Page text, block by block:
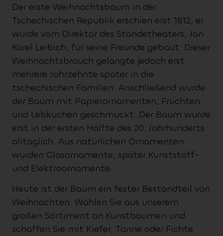
Der erste Weihnachtsbaum in der
Tschechischen Republik erschien erst 1812, er
wurde vom Direktor des Ständetheaters, Jan
Karel Leibich, für seine Freunde gebaut. Dieser
Weihnachtsbrauch gelangte jedoch erst
mehrere Jahrzehnte später in die
tschechischen Familien. Anschließend wurde
der Baum mit Papierornamenten, Früchten
und Lebkuchen geschmückt. Der Baum wurde
erst in der ersten Hälfte des 20. Jahrhunderts
alltäglich. Aus natürlichen Ornamenten
wurden Glasornamente, später Kunststoff-
und Elektroornamente.
Heute ist der Baum ein fester Bestandteil von
Weihnachten. Wählen Sie aus unserem
großen Sortiment an Kunstbäumen und
schaffen Sie mit Kiefer, Tanne oder Fichte